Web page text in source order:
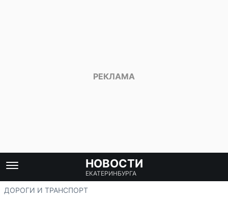
НОВОСТИ
ЕКАТЕРИНБУРГА
ДОРОГИ И ТРАНСПОРТ